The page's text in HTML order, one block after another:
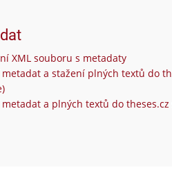
XML souboru s metadaty
metadat a stažení plných textů do
metadat a plných textů do